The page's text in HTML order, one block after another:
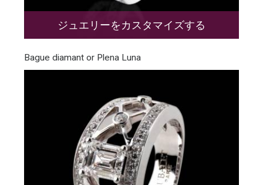
ジュエリーをカスタマイズする
Bague diamant or Plena Luna